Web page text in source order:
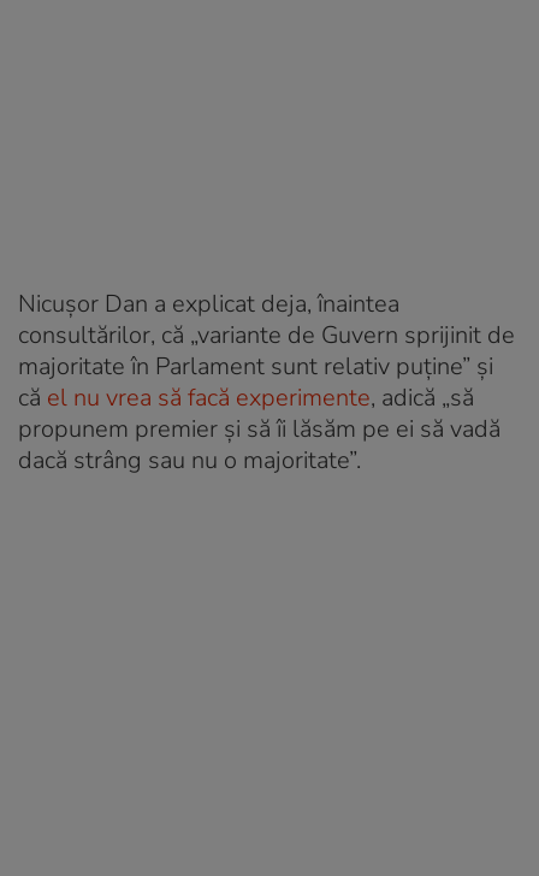
Nicușor Dan a explicat deja, înaintea
consultărilor, că „variante de Guvern sprijinit de
majoritate în Parlament sunt relativ puține” și
că el nu vrea să facă experimente, adică „să
propunem premier și să îi lăsăm pe ei să vadă
dacă strâng sau nu o majoritate”.